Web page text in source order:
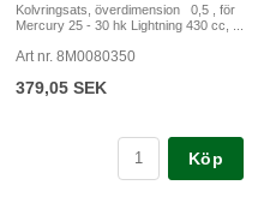
Kolvringsats, överdimension 0,5 , för
Mercury 25 - 30 hk Lightning 430 cc, ...
Art nr. 8M0080350
379,05 SEK
Köp